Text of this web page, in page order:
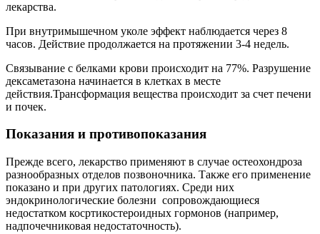
лекарства.
При внутримышечном уколе эффект наблюдается через 8
часов. Действие продолжается на протяжении 3-4 недель.
Связывание с белками крови происходит на 77%. Разрушение
дексаметазона начинается в клетках в месте
действия.Трансформация вещества происходит за счет печени
и почек.
Показания и противопоказания
Прежде всего, лекарство применяют в случае остеохондроза
разнообразных отделов позвоночника. Также его применение
показано и при других патологиях. Среди них
эндокринологические болезни сопровождающиеся
недостатком косртикостероидных гормонов (например,
надпочечниковая недостаточность).